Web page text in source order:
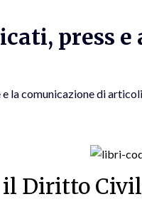
press
la comunicazione di
il Diritto